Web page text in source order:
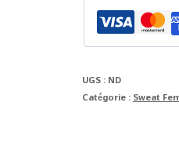
UGS : ND
Catégorie : Sweat